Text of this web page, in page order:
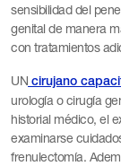
sensibilidad del
genital de manera
con tratamientos
UN cirujano
urología o cirugía
historial médico, el
examinarse
frenulectomía.